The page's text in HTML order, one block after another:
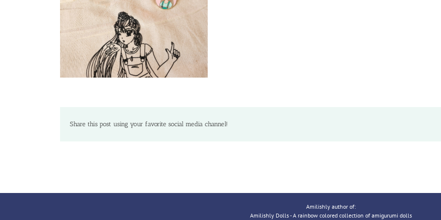
Share this post using your favorite social media channel!
Amilishly author of:
Amilishly Dolls - A rainbow colored collection of amigurumi dolls